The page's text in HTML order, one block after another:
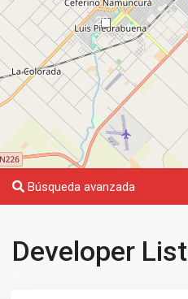
20
Búsqueda avanzada
Developer List